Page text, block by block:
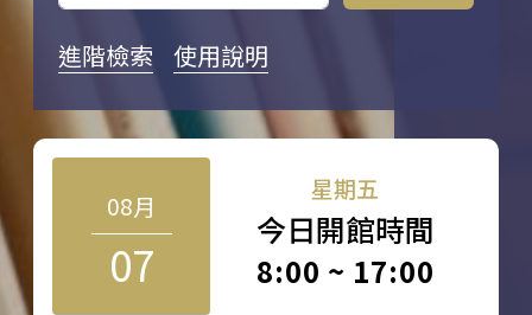
進階檢索 使用說明
08月
07
星期五
今日開館時間
8:00 ~ 17:00